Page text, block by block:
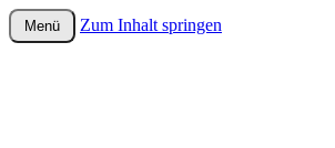
wurster-cartoon-blog.de
Menü Zum Inhalt springen